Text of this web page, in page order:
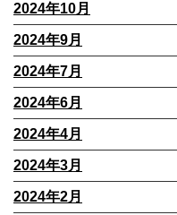
2024年10月
2024年9月
2024年7月
2024年6月
2024年4月
2024年3月
2024年2月